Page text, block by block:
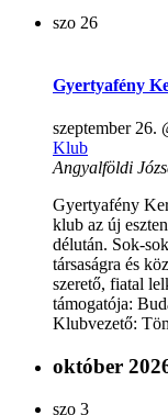
szo 26
Gyertyafény
szeptember 26.
Klub
Angyalföldi
Gyertyafény
klub az új
délután. Sok-
társaságra és
szerető, fiatal
támogatója:
Klubvezető:
október
szo 3